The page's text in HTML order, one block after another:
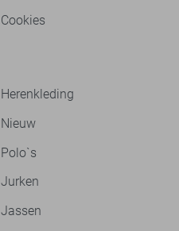
Cookies
Herenkleding
Nieuw
Polo`s
Jurken
Jassen